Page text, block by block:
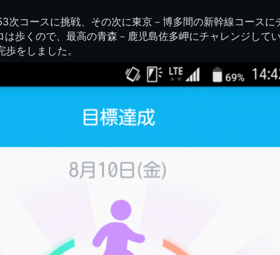
次コースに挑戦、その次に東京－博多間の新幹線コースに
歩くので、最高の青森－鹿児島佐多岬にチャレンジしてい
歩をしました。